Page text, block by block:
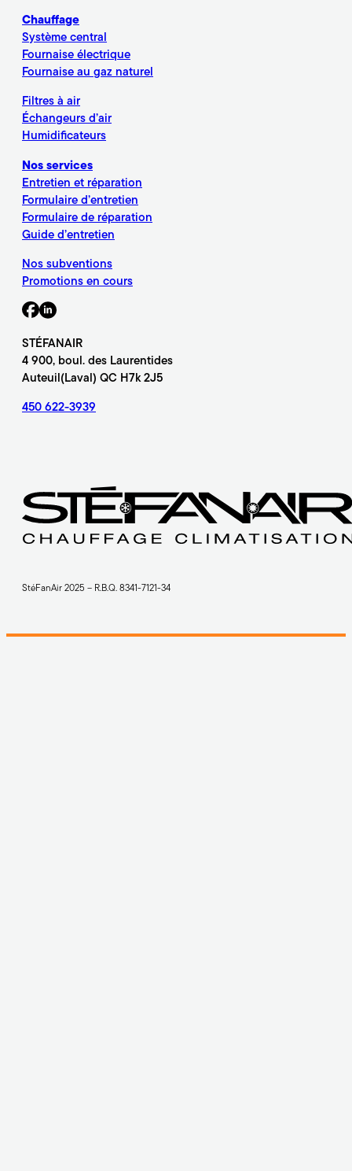
Chauffage
Système central
Fournaise électrique
Fournaise au gaz naturel
Filtres à air
Échangeurs d’air
Humidificateurs
Nos services
Entretien et réparation
Formulaire d’entretien
Formulaire de réparation
Guide d’entretien
Nos subventions
Promotions en cours
STÉFANAIR
4 900, boul. des Laurentides
Auteuil(Laval) QC H7k 2J5
450 622-3939
StéFanAir 2025 – R.B.Q. 8341-7121-34